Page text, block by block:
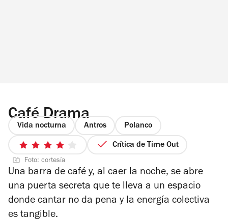
Café Drama
Vida nocturna Antros Polanco
4
de
5
estrellas
Crítica de Time Out
Foto: cortesía
Una barra de café y, al caer la noche, se abre
una puerta secreta que te lleva a un espacio
donde cantar no da pena y la energía colectiva
es tangible.